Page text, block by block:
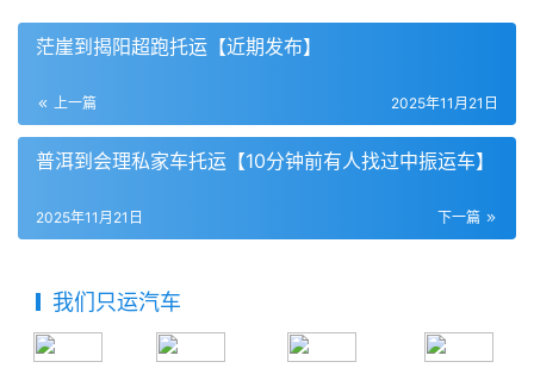
茫崖到揭阳超跑托运【近期发布】
上一篇 2025年11月21日
普洱到会理私家车托运【10分钟前有人找过中振运车】
下一篇
2025年11月21日
我们只运汽车